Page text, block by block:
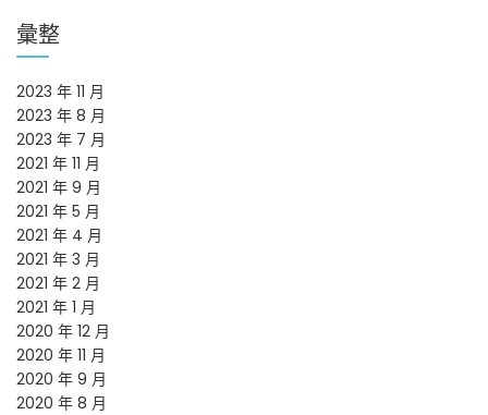
彙整
2023 年 11 月
2023 年 8 月
2023 年 7 月
2021 年 11 月
2021 年 9 月
2021 年 5 月
2021 年 4 月
2021 年 3 月
2021 年 2 月
2021 年 1 月
2020 年 12 月
2020 年 11 月
2020 年 9 月
2020 年 8 月